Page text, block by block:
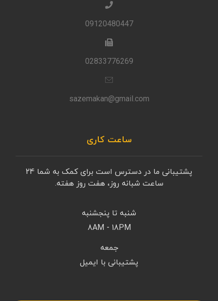
09120480447
02833776269
sazemakan@gmail.com
ساعت کاری
پشتیبانی ما در دسترس است برای کمک به شما 24
ساعت شبانه روز، هفت روز هفته.
شنبه تا پنجشنبه
8AM - 18PM
جمعه
پشتیبانی با ایمیل